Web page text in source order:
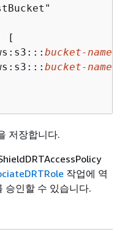
[
bucket-name
bucket-name
저장합니다.
작업에 역
승인할 수 있습니다.